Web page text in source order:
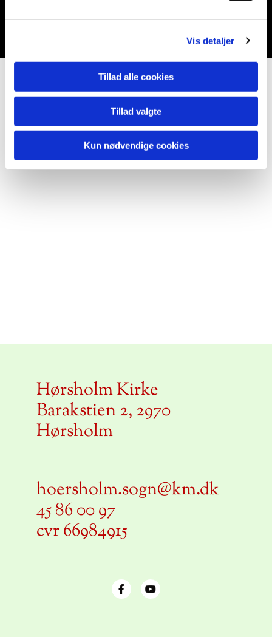
Vis detaljer
Tillad alle cookies
Tillad valgte
Kun nødvendige cookies
Du vil måske også kunne lide...
Hørsholm Kirke
Barakstien 2, 2970
Hørsholm
hoersholm.sogn@km.dk
45 86 00 97
cvr 66984915